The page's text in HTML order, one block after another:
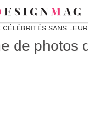
SANS
de photos